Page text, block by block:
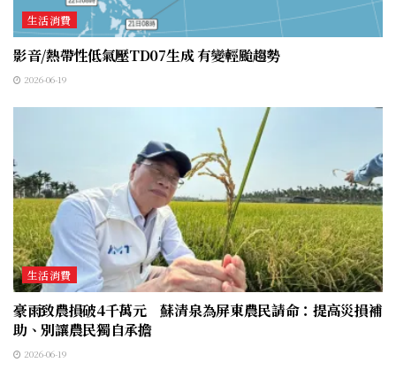
生活消費
影音/熱帶性低氣壓TD07生成 有變輕颱趨勢
2026-06-19
生活消費
豪雨致農損破4千萬元 蘇清泉為屏東農民請命：提高災損補
助、別讓農民獨自承擔
2026-06-19